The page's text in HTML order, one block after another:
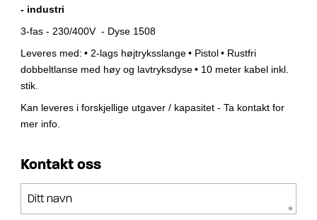
- industri
3-fas - 230/400V - Dyse 1508
Leveres med: • 2-lags højtryksslange• Pistol• Rustfri
dobbeltlanse med høy og lavtryksdyse• 10 meter kabel inkl.
stik.
Kan leveres i forskjellige utgaver / kapasitet - Ta kontakt for
mer info.
Kontakt oss
Ditt navn